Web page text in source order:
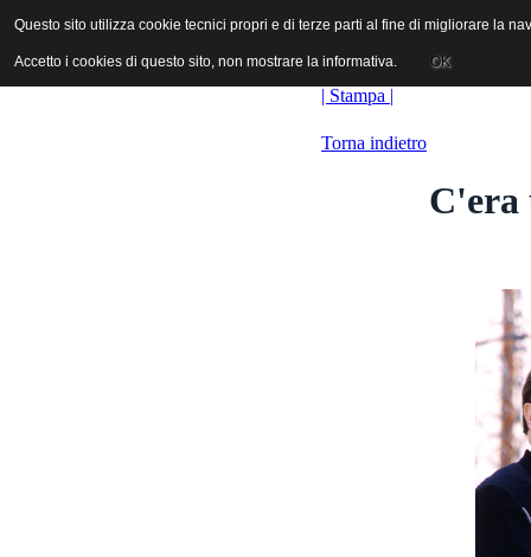
ANICA | Associazione Nazionale Industrie Cinematografiche
| Stampa |
Torna indietro
C'era
Questo sito utilizza cookie tecnici propri e di terze parti al fine di migliorare la
Accetto i cookies di questo sito, non mostrare la informativa. OK
Questo sito utilizza cookie tecnici propri e di terze parti al fine di migliorare la
Accetto i cookies di questo sito, non mostrare la informativa. OK